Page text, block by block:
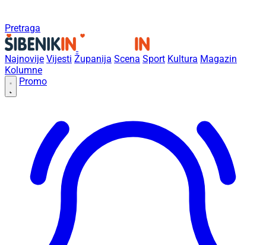
Pretraga
Najnovije Vijesti Županija Scena Sport Kultura Magazin
Kolumne
Promo